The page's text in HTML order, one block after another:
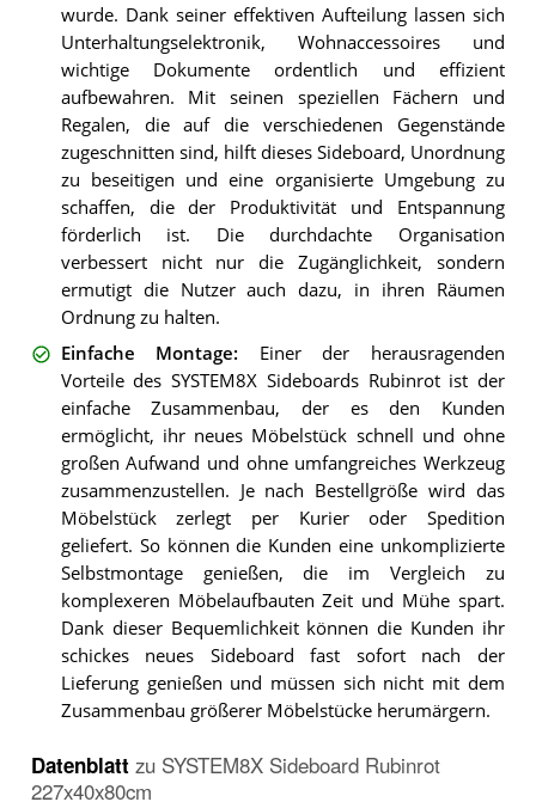
wurde. Dank seiner effektiven Aufteilung lassen sich
Unterhaltungselektronik, Wohnaccessoires und
wichtige Dokumente ordentlich und effizient
aufbewahren. Mit seinen speziellen Fächern und
Regalen, die auf die verschiedenen Gegenstände
zugeschnitten sind, hilft dieses Sideboard, Unordnung
zu beseitigen und eine organisierte Umgebung zu
schaffen, die der Produktivität und Entspannung
förderlich ist. Die durchdachte Organisation
verbessert nicht nur die Zugänglichkeit, sondern
ermutigt die Nutzer auch dazu, in ihren Räumen
Ordnung zu halten.
Einfache Montage: Einer der herausragenden
Vorteile des SYSTEM8X Sideboards Rubinrot ist der
einfache Zusammenbau, der es den Kunden
ermöglicht, ihr neues Möbelstück schnell und ohne
großen Aufwand und ohne umfangreiches Werkzeug
zusammenzustellen. Je nach Bestellgröße wird das
Möbelstück zerlegt per Kurier oder Spedition
geliefert. So können die Kunden eine unkomplizierte
Selbstmontage genießen, die im Vergleich zu
komplexeren Möbelaufbauten Zeit und Mühe spart.
Dank dieser Bequemlichkeit können die Kunden ihr
schickes neues Sideboard fast sofort nach der
Lieferung genießen und müssen sich nicht mit dem
Zusammenbau größerer Möbelstücke herumärgern.
Datenblatt zu SYSTEM8X Sideboard Rubinrot
227x40x80cm